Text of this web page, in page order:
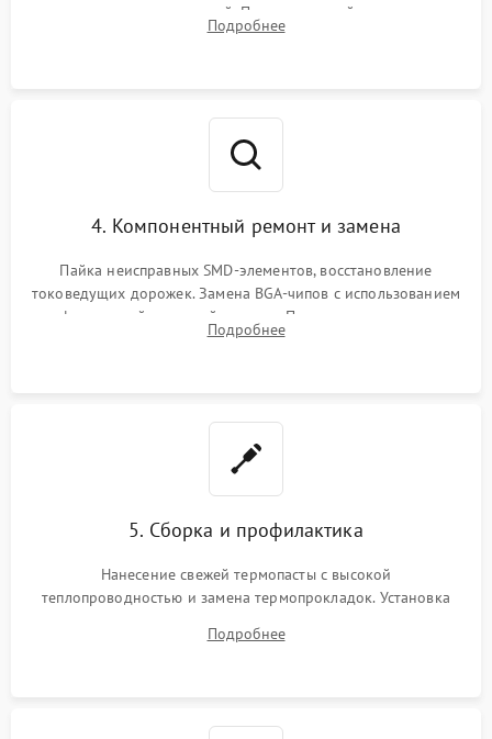
дежурных напряжений. Проверка цепей питания,
мультиконтроллера, процессора и видеочипа.
Подробнее
4. Компонентный ремонт и замена
Пайка неисправных SMD-элементов, восстановление
токоведущих дорожек. Замена BGA-чипов с использованием
инфракрасной паяльной станции. Прошивка микросхемы
BIOS или замена поврежденных портов USB
Подробнее
5. Сборка и профилактика
Нанесение свежей термопасты с высокой
теплопроводностью и замена термопрокладок. Установка
шлейфов, модулей памяти и накопителей. Предварительная
Подробнее